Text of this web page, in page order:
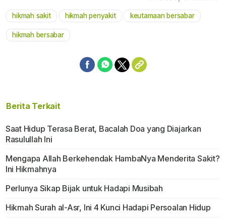
Mute
hikmah sakit hikmah penyakit keutamaan bersabar
hikmah bersabar
Berita Terkait
Saat Hidup Terasa Berat, Bacalah Doa yang Diajarkan
Rasulullah Ini
Mengapa Allah Berkehendak HambaNya Menderita Sakit?
Ini Hikmahnya
Perlunya Sikap Bijak untuk Hadapi Musibah
Hikmah Surah al-Asr, Ini 4 Kunci Hadapi Persoalan Hidup